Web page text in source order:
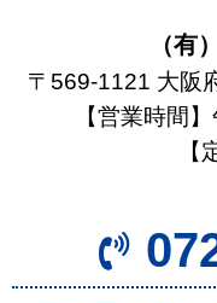
（有
〒569-1121 大阪
【営業時間
【